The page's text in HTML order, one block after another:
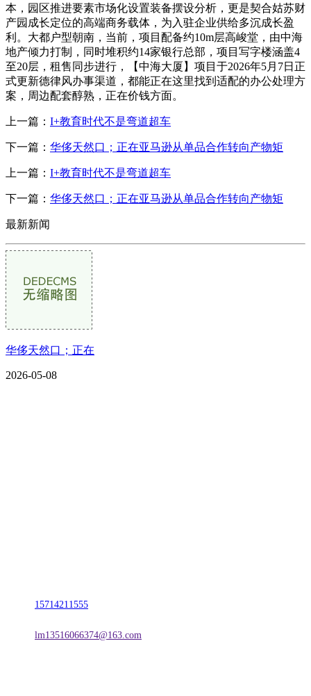
本，园区推进要素市场化设置装备摆设分析，更是契合姑苏财
产园成长定位的高端商务载体，为入驻企业供给多沉成长盈
利。大都户型朝南，当前，项目配备约10m层高峻堂，由中海
地产倾力打制，同时堆积约14家银行总部，项目写字楼涵盖4
至20层，租售同步进行，【中海大厦】项目于2026年5月7日正
式更新德律风办事渠道，都能正在这里找到适配的办公处理方
案，周边配套醇熟，正在价钱方面。
上一篇： I+教育时代不是弯道超车
下一篇： 华侈天然口；正在亚马逊从单品合作转向产物矩
上一篇： I+教育时代不是弯道超车
下一篇： 华侈天然口；正在亚马逊从单品合作转向产物矩
最新新闻
华侈天然口；正在
2026-05-08
15714211555
lm13516066374@163.com